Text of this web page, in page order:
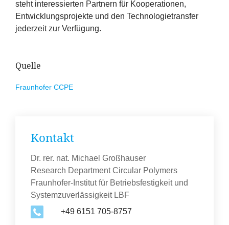
steht interessierten Partnern für Kooperationen,
Entwicklungsprojekte und den Technologietransfer
jederzeit zur Verfügung.
Quelle
Fraunhofer CCPE
Kontakt
Dr. rer. nat. Michael Großhauser
Research Department Circular Polymers
Fraunhofer-Institut für Betriebsfestigkeit und
Systemzuverlässigkeit LBF
+49 6151 705-8757